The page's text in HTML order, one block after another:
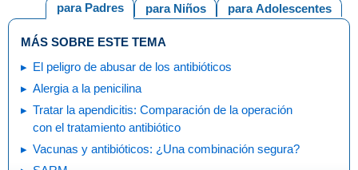
para Adolescentes
para Niños
para Padres
MÁS SOBRE ESTE TEMA
El peligro de abusar de los antibióticos
Alergia a la penicilina
Tratar la apendicitis: Comparación de la operación
con el tratamiento antibiótico
Vacunas y antibióticos: ¿Una combinación segura?